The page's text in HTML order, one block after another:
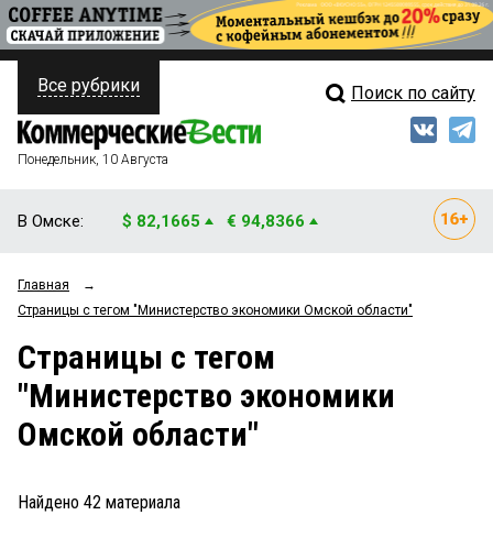
ПОЛИТИКА
ФИНАНСЫ
ОБЩЕСТВО
НОВОСТИ КОМПАНИЙ
ПРОИСШЕСТВИЯ
Свежий выпуск
Блоги
Все рубрики Поиск по сайту
Понедельник, 10 Августа
В Омске: $ 82,1665 € 94,8366
Главная
→
Страницы c тегом "Министерство экономики Омской области"
Страницы c тегом
"Министерство экономики
Омской области"
Найдено 42 материала